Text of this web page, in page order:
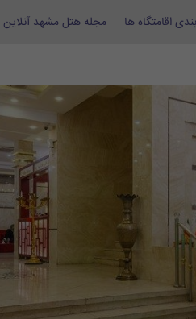
اقامتگاه ها مجله هتل مشهد آنلاین